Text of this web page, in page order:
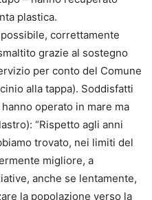
plastica.
correttamente
grazie al sostegno
per conto del Comune
alla tappa). Soddisfatti
operato in mare ma
“Rispetto agli anni
trovato, nei limiti del
migliore, a
anche se lentamente,
la popolazione verso la